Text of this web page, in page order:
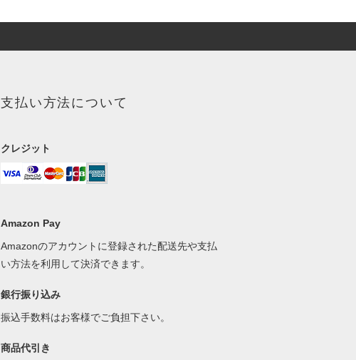
支払い方法について
クレジット
Amazon Pay
Amazonのアカウントに登録された配送先や支払
い方法を利用して決済できます。
銀行振り込み
振込手数料はお客様でご負担下さい。
商品代引き